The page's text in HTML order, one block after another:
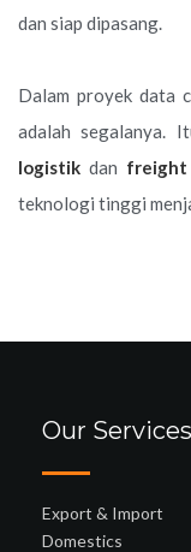
dan siap dipasang.
Dalam proyek data
adalah segalanya.
logistik dan freight
teknologi tinggi
Our Services
Export & Import
Domestics